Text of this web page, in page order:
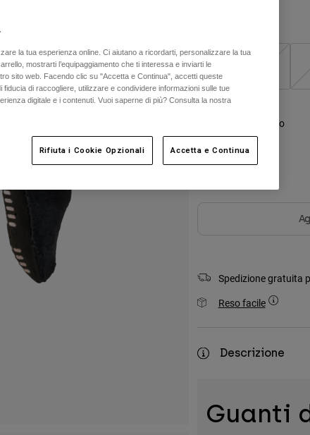
Rosa chiaro
selezionato
Spedizione gratuita
Reso facile
Descrizione
Guanti
la tua esperienza online. Ci aiutano a ricordarti, personalizzare la tua
mostrarti l’equipaggiamento che ti interessa e inviarti le
sito web. Facendo clic su "Accetta e Continua", accetti queste
di raccogliere, utilizzare e condividere informazioni sulle tue
digitale e i contenuti. Vuoi saperne di più? Consulta la nostra
Rifiuta i Cookie Opzionali Accetta e Continua